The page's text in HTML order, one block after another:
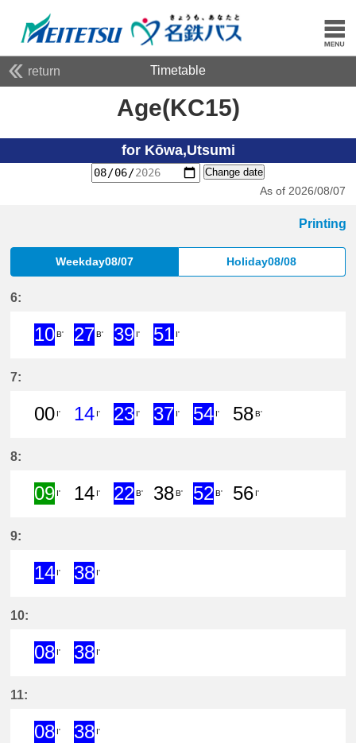
return Timetable
Age(KC15)
for Kōwa,Utsumi
Change date
As of 2026/08/07
Printing
Weekday08/07 Holiday08/08
6:
10B'
27B'
39 I'
51 I'
7:
00 I'
14 I'
23 I'
37 I'
54 I'
58B'
8:
09 I'
14 I'
22B'
38B'
52B'
56 I'
9:
14 I'
38 I'
10:
08 I'
38 I'
11:
08 I'
38 I'